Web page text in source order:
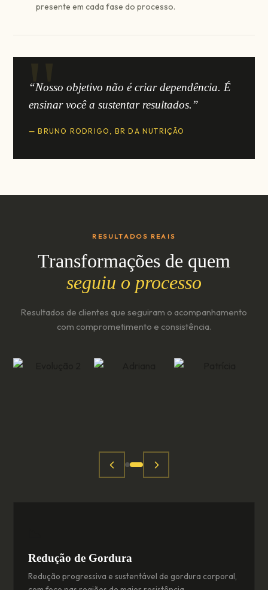
presente em cada fase do processo.
“Nosso objetivo não é criar dependência. É
ensinar você a sustentar resultados.”
— BRUNO RODRIGO, BR DA NUTRIÇÃO
RESULTADOS REAIS
Transformações de quem
seguiu o processo
Resultados de clientes que seguiram o acompanhamento
com comprometimento e consistência.
Redução de Gordura
Redução progressiva e sustentável de gordura corporal,